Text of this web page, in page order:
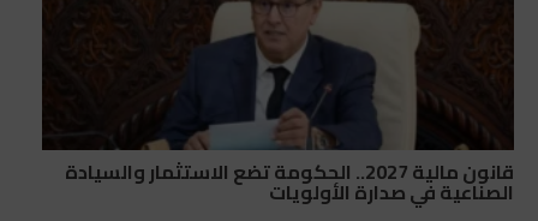
قانون مالية 2027.. الحكومة تضع الاستثمار والسيادة
الصناعية في صدارة الأولويات